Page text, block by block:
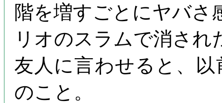
階を増すごとにヤバさ
リオのスラムで消さ
友人に言わせると、
のこと。